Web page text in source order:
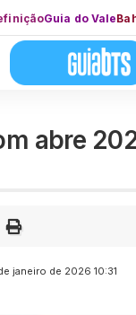
Guia do Vale
abre
janeiro de 2026 10:31